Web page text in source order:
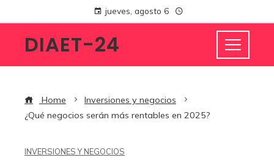
jueves, agosto 6
DIAET-24
Home
Inversiones y negocios
¿Qué negocios serán más rentables en 2025?
INVERSIONES Y NEGOCIOS